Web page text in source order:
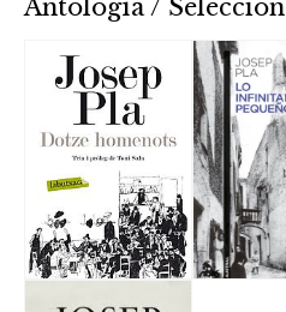
Antología / Selección